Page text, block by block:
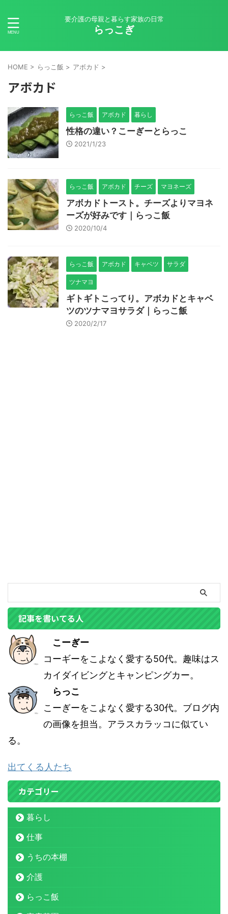
要介護の母親と暮らす家族の日常
らっこぎ
HOME > らっこ飯 > アボカド >
アボカド
らっこ飯 アボカド 暮らし
性格の違い？こーぎーとらっこ
2021/1/23
らっこ飯 アボカド チーズ マヨネーズ
アボカドトースト。チーズよりマヨネ
ーズが好みです｜らっこ飯
2020/10/4
らっこ飯 アボカド キャベツ サラダ
ツナマヨ
ギトギトこってり。アボカドとキャベ
ツのツナマヨサラダ｜らっこ飯
2020/2/17
記事を書いてる人
こーぎー
コーギーをこよなく愛する50代。趣味はス
カイダイビングとキャンピングカー。
らっこ
こーぎーをこよなく愛する30代。ブログ内
の画像を担当。アラスカラッコに似てい
る。
出てくる人たち
カテゴリー
暮らし
仕事
うちの本棚
介護
らっこ飯